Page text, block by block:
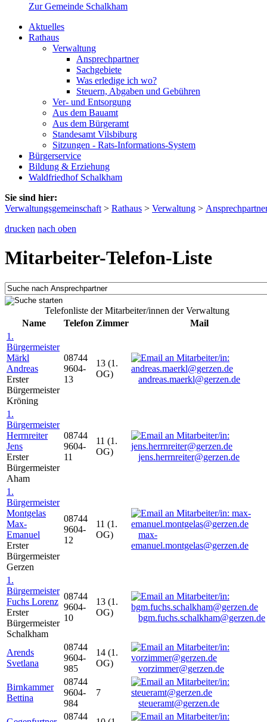
Zur Gemeinde Schalkham
Aktuelles
Rathaus
Verwaltung
Ansprechpartner
Sachgebiete
Was erledige ich wo?
Steuern, Abgaben und Gebühren
Ver- und Entsorgung
Aus dem Bauamt
Aus dem Bürgeramt
Standesamt Vilsbiburg
Sitzungen - Rats-Informations-System
Bürgerservice
Bildung & Erziehung
Waldfriedhof Schalkham
Sie sind hier:
Verwaltungsgemeinschaft > Rathaus > Verwaltung >
drucken nach oben
Mitarbeiter-Telefon-Liste
Telefonliste der Mitarbeiter/innen der Verwaltung
Name
Telefon Zimmer
Mail
1.
Bürgermeister
Märkl
Andreas
Erster
Bürgermeister
Kröning
08744
9604-
13
13 (1.
OG)
andreas.maerkl@gerzen.de
1.
Bürgermeister
Herrnreiter
Jens
Erster
Bürgermeister
Aham
08744
9604-
11
11 (1.
OG)
jens.herrnreiter@gerzen.de
1.
Bürgermeister
Montgelas
Max-
Emanuel
Erster
Bürgermeister
Gerzen
08744
9604-
12
11 (1.
OG)
max-
emanuel.montgelas@gerzen.de
1.
Bürgermeister
Fuchs Lorenz
Erster
Bürgermeister
Schalkham
08744
9604-
10
13 (1.
OG)
bgm.fuchs.schalkham@gerzen.de
Arends
Svetlana
08744
9604-
985
14 (1.
OG)
vorzimmer@gerzen.de
Birnkammer
Bettina
08744
9604-
984
7
steueramt@gerzen.de
08744